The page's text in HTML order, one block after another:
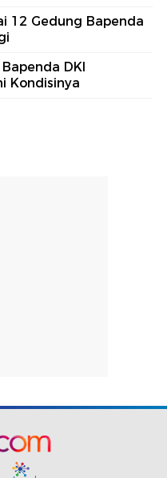
12 Gedung Bapenda
DKI
Kondisinya